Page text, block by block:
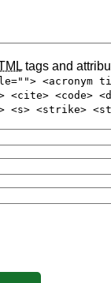
tags and
<acronym
<cite> <code>
<s> <strike>